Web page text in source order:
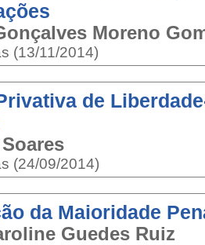
Moreno
(13/11/2014)
de
(24/09/2014)
da Maioridade
Guedes Ruiz